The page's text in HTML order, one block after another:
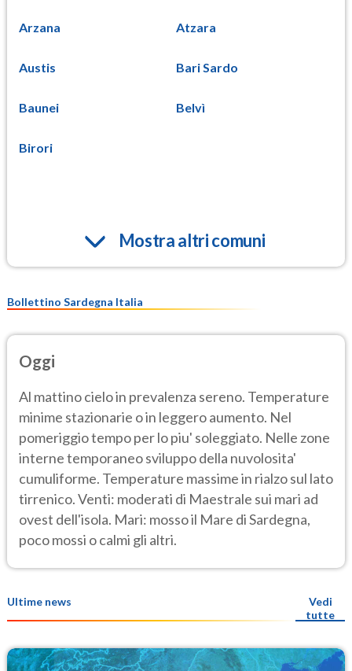
Arzana Atzara
Austis Bari Sardo
Baunei Belvì
Birori
Mostra altri comuni
Bollettino Sardegna Italia
Oggi
Al mattino cielo in prevalenza sereno. Temperature
minime stazionarie o in leggero aumento. Nel
pomeriggio tempo per lo piu' soleggiato. Nelle zone
interne temporaneo sviluppo della nuvolosita'
cumuliforme. Temperature massime in rialzo sul lato
tirrenico. Venti: moderati di Maestrale sui mari ad
ovest dell'isola. Mari: mosso il Mare di Sardegna,
poco mossi o calmi gli altri.
Ultime news
Vedi
tutte